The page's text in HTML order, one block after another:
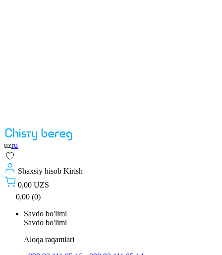
uzru
Shaxsiy hisob Kirish
0,00 UZS
0,00 (0)
Savdo bo'limi
Savdo bo'limi
Aloqa raqamlari